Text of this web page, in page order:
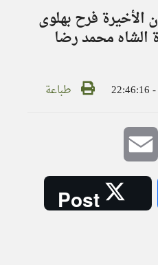
الأخيرة فرح بهلوى
الشاه محمد رضا
طباعة
Twitter
Post